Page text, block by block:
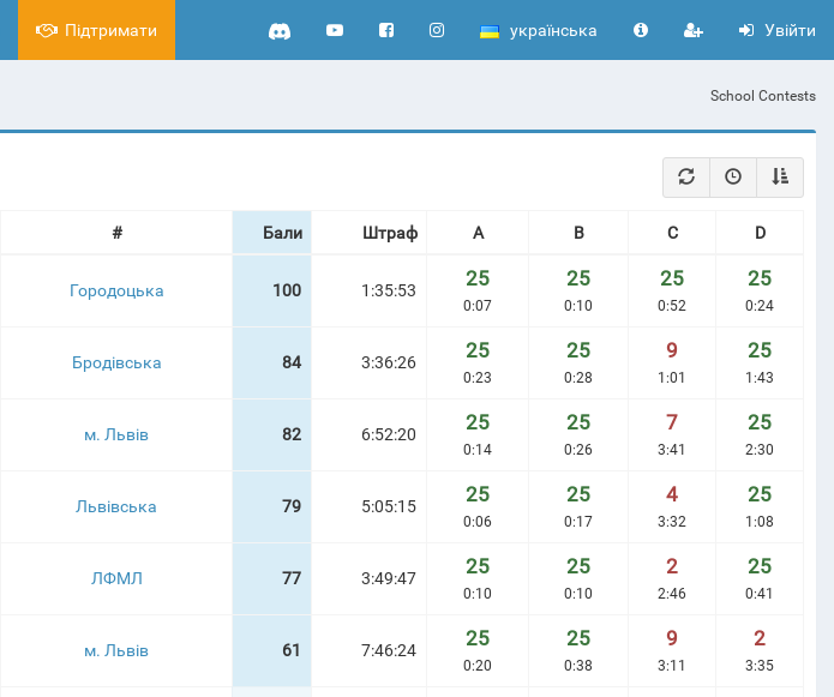
українська Увійти
Підтримати
School Contests
# Бали Штраф A B C D
Городоцька 100 1:35:53 25
0:07
25
0:10
25
0:52
25
0:24
Бродівська 84 3:36:26 25
0:23
25
0:28
9
1:01
25
1:43
м. Львів 82 6:52:20 25
0:14
25
0:26
7
3:41
25
2:30
Львівська 79 5:05:15 25
0:06
25
0:17
4
3:32
25
1:08
ЛФМЛ 77 3:49:47 25
0:10
25
0:10
2
2:46
25
0:41
м. Львів 61 7:46:24 25
0:20
25
0:38
9
3:11
2
3:35